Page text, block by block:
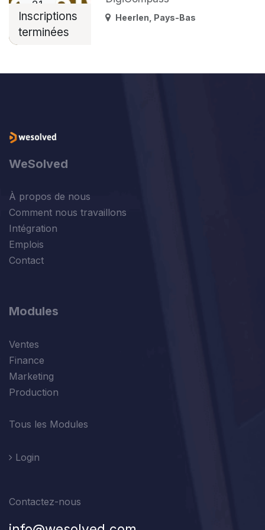
21
Inscriptions
terminées
Heerlen Pays-Bas
WeSolved
À propos de nous
Comment nous travaillons
Intégration
Emplois
Contact
Modules
Ventes
Finance
Marketing
Production
Tous les Modules
Login
Contactez-nous